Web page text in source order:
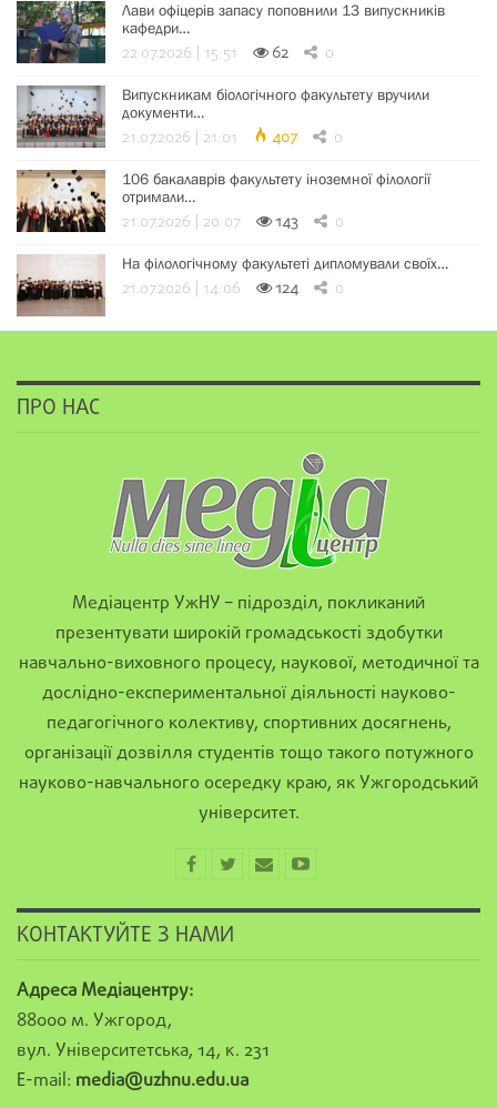
Лави офіцерів запасу поповнили 13 випускників
кафедри…
22.07.2026 | 15:51 62 0
Випускникам біологічного факультету вручили
документи…
21.07.2026 | 21:01 407 0
106 бакалаврів факультету іноземної філології
отримали…
21.07.2026 | 20:07 143 0
На філологічному факультеті дипломували своїх…
21.07.2026 | 14:06 124 0
ПРО НАС
Медіацентр УжНУ – підрозділ, покликаний
презентувати широкій громадськості здобутки
навчально-виховного процесу, наукової, методичної та
дослідно-експериментальної діяльності науково-
педагогічного колективу, спортивних досягнень,
організації дозвілля студентів тощо такого потужного
науково-навчального осередку краю, як Ужгородський
університет.
КОНТАКТУЙТЕ З НАМИ
Адреса Медіацентру:
88000 м. Ужгород,
вул. Університетська, 14, к. 231
E-mail: media@uzhnu.edu.ua